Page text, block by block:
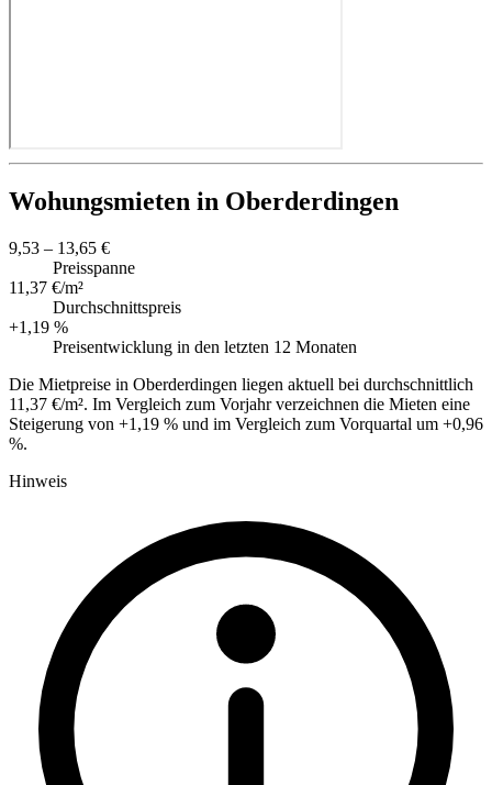
Wohungsmieten in Oberderdingen
9,53 – 13,65 €
Preisspanne
11,37 €/m²
Durchschnittspreis
+1,19 %
Preisentwicklung in den letzten 12 Monaten
Die Mietpreise in Oberderdingen liegen aktuell bei durchschnittlich
11,37 €/m². Im Vergleich zum Vorjahr verzeichnen die Mieten eine
Steigerung von +1,19 % und im Vergleich zum Vorquartal um +0,96
%.
Hinweis